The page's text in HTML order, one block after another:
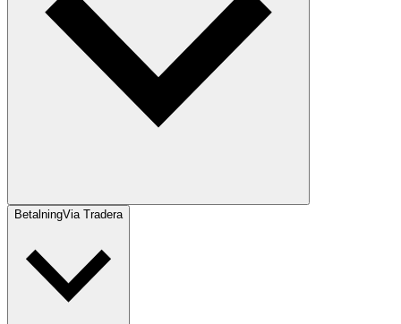
BetalningVia Tradera